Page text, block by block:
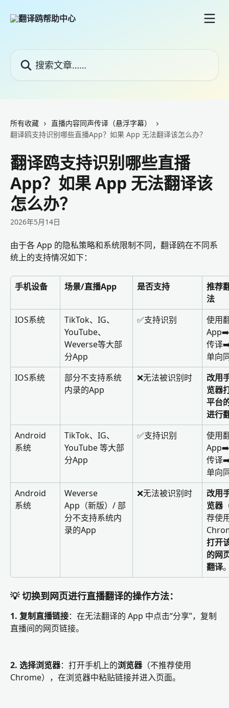
所有收藏
直播内容同声传译（悬浮字幕）
翻译鸥支持识别哪些直播App？如果 App 无法翻译该怎么办？
翻译鸥支持识别哪些直播
App？如果 App 无法翻译该
怎么办？
2026年5月14日
由于各 App 的隐私策略和系统限制不同，翻译鸥在不同系
统上的支持情况如下：
手机设备 场景/直播App 是否支持
推荐
法
IOS系统
TikTok、IG、
YouTube、
Weverse等大部
分App
✅支持识别
使用
传译
单向
IOS系统
部分不支持系统
内录的App
❌无法被识别时
改用
览器
平台
进行
Android
系统
TikTok、IG、
YouTube 等大部
分App
✅支持识别
使用
传译
单向
Android
系统
Weverse
App（新版）/ 部
分不支持系统内
录的App
❌无法被识别时
改用
览器
荐使
打开
的网
翻译
💡 切换到网页进行直播翻译的操作方法：
1. 复制直播链接：在无法翻译的 App 中点击“分享”，复制
直播间的网页链接。
2. 选择浏览器：打开手机上的浏览器（不推荐使用
Chrome），在浏览器中粘贴链接并进入页面。